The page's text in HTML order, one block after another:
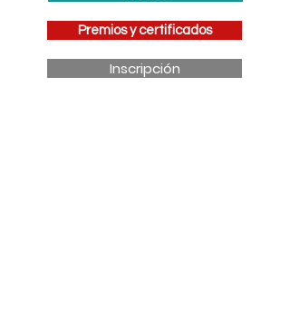
Premios y certificados
Inscripción